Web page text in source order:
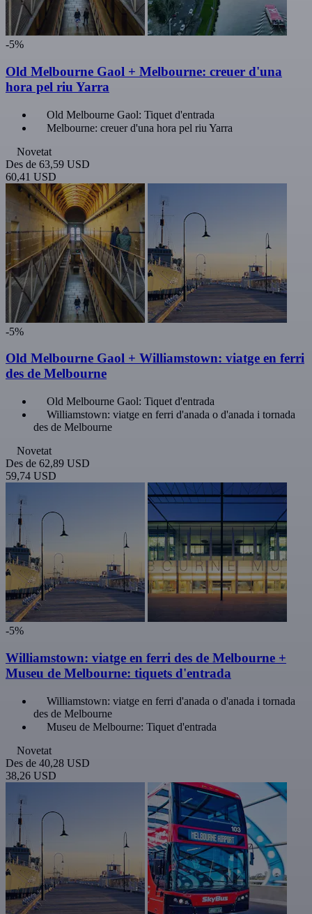
-5%
Old Melbourne Gaol + Melbourne: creuer d'una
hora pel riu Yarra
Old Melbourne Gaol: Tiquet d'entrada
Melbourne: creuer d'una hora pel riu Yarra
Novetat
Des de 63,59 USD
60,41 USD
-5%
Old Melbourne Gaol + Williamstown: viatge en ferri
des de Melbourne
Old Melbourne Gaol: Tiquet d'entrada
Williamstown: viatge en ferri d'anada o d'anada i tornada
des de Melbourne
Novetat
Des de 62,89 USD
59,74 USD
-5%
Williamstown: viatge en ferri des de Melbourne +
Museu de Melbourne: tiquets d'entrada
Williamstown: viatge en ferri d'anada o d'anada i tornada
des de Melbourne
Museu de Melbourne: Tiquet d'entrada
Novetat
Des de 40,28 USD
38,26 USD